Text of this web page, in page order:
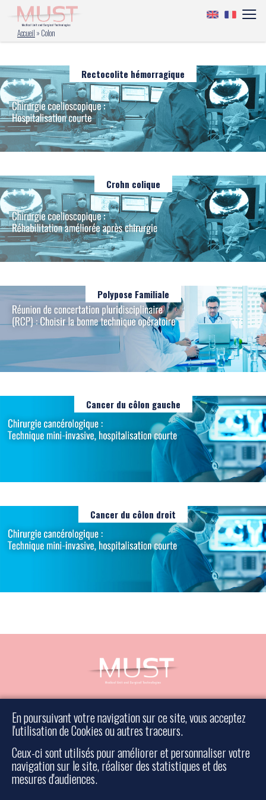
En poursuivant votre navigation sur ce site, vous acceptez
l'utilisation de Cookies ou autres traceurs.
Ceux-ci sont utilisés pour améliorer et personnaliser votre
navigation sur le site, réaliser des statistiques et des
mesures d'audiences.
Accueil » Colon
Rectocolite hémorragique
Crohn colique
Polypose Familiale
Cancer du côlon gauche
Cancer du côlon droit
Prendre contact
Mentions légales
Plan du site